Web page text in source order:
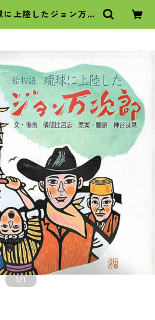
に上陸したジョン万次
1/1